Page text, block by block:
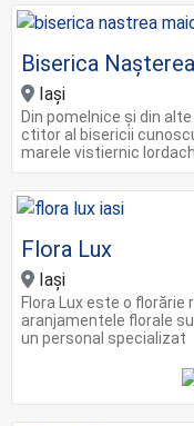
Biserica
Iași
Din pomelnice şi din
ctitor al bisericii
marele vistiernic
Flora Lux
Iaşi
Flora Lux este o florărie
aranjamentele florale
un personal specializat